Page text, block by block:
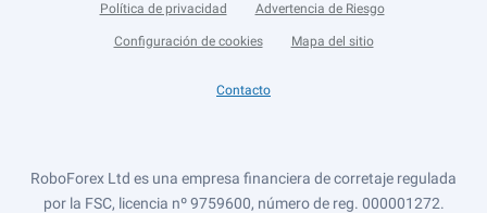
Política de privacidad Advertencia de Riesgo
Configuración de cookies Mapa del sitio
Contacto
RoboForex Ltd es una empresa financiera de corretaje regulada
por la FSC, licencia nº 9759600, número de reg. 000001272.